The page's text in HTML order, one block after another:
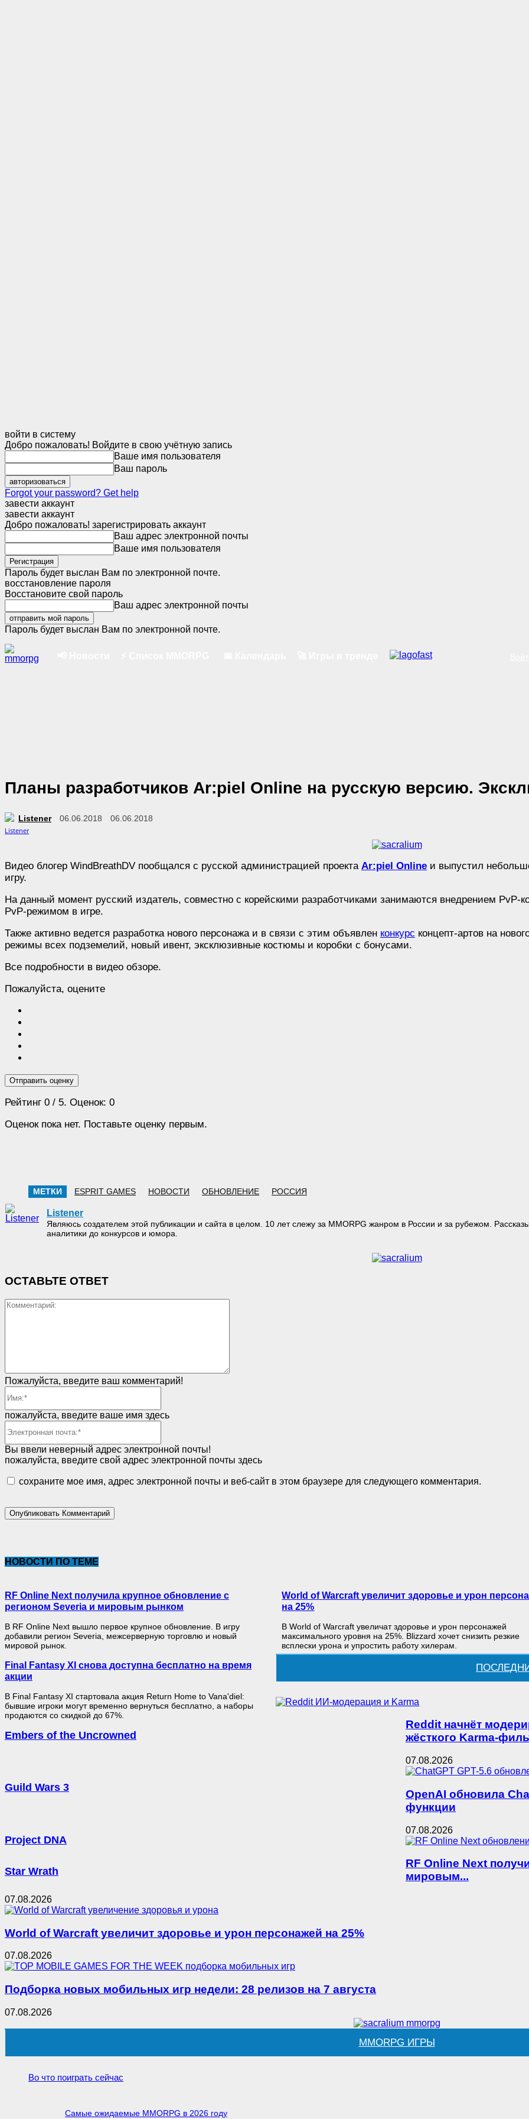
войти в систему
Добро пожаловать! Войдите в свою учётную запись
Ваше имя пользователя
Ваш пароль
Forgot your password? Get help
завести аккаунт
завести аккаунт
Добро пожаловать! зарегистрировать аккаунт
Ваш адрес электронной почты
Ваше имя пользователя
Пароль будет выслан Вам по электронной почте.
восстановление пароля
Восстановите свой пароль
Ваш адрес электронной почты
Пароль будет выслан Вам по электронной почте.
Планы разработчиков Ar:piel Online на русскую версию.
Listener 06.06.2018 06.06.2018
Видео блогер WindBreathDV пообщался с русской администрацией проекта Ar:piel Online и выпустил
игру.
На данный момент русский издатель, совместно с корейскими разработчиками занимаются внедрением PvP-
PvP-режимом в игре.
Также активно ведется разработка нового персонажа и в связи с этим объявлен конкурс концепт-артов на
режимы всех подземелий, новый ивент, эксклюзивные костюмы и коробки с бонусами.
Все подробности в видео обзоре.
Пожалуйста, оцените
Отправить оценку
Рейтинг 0 / 5. Оценок: 0
Оценок пока нет. Поставьте оценку первым.
МЕТКИ ESPRIT GAMES НОВОСТИ ОБНОВЛЕНИЕ РОССИЯ
Listener
Являюсь создателем этой публикации и сайта в целом. 10 лет слежу за MMORPG жанром в России и за рубежом.
аналитики до конкурсов и юмора.
ОСТАВЬТЕ ОТВЕТ
Пожалуйста, введите ваш комментарий!
пожалуйста, введите ваше имя здесь
Вы ввели неверный адрес электронной почты!
пожалуйста, введите свой адрес электронной почты здесь
сохраните мое имя, адрес электронной почты и веб-сайт в этом браузере для следующего комментария.
НОВОСТИ ПО ТЕМЕ
RF Online Next получила крупное обновление с
регионом Severia и мировым рынком
В RF Online Next вышло первое крупное обновление. В игру
добавили регион Severia, межсерверную торговлю и новый
мировой рынок.
World of Warcraft увеличит здоровье и урон
на 25%
В World of Warcraft увеличат здоровье и урон персонажей
максимального уровня на 25%. Blizzard хочет снизить резкие
всплески урона и упростить работу хилерам.
Final Fantasy XI снова доступна бесплатно на время
акции
В Final Fantasy XI стартовала акция Return Home to Vana'diel:
бывшие игроки могут временно вернуться бесплатно, а наборы
продаются со скидкой до 67%.
Embers of the Uncrowned
Guild Wars 3
Project DNA
Star Wrath
Reddit начнёт
жёсткого Karma-
07.08.2026
OpenAI обновила
функции
07.08.2026
RF Online Next
мировым...
07.08.2026
World of Warcraft увеличит здоровье и урон персонажей на 25%
07.08.2026
Подборка новых мобильных игр недели: 28 релизов на 7 августа
07.08.2026
MMORPG ИГРЫ
Во что поиграть сейчас
Самые ожидаемые MMORPG в 2026 году